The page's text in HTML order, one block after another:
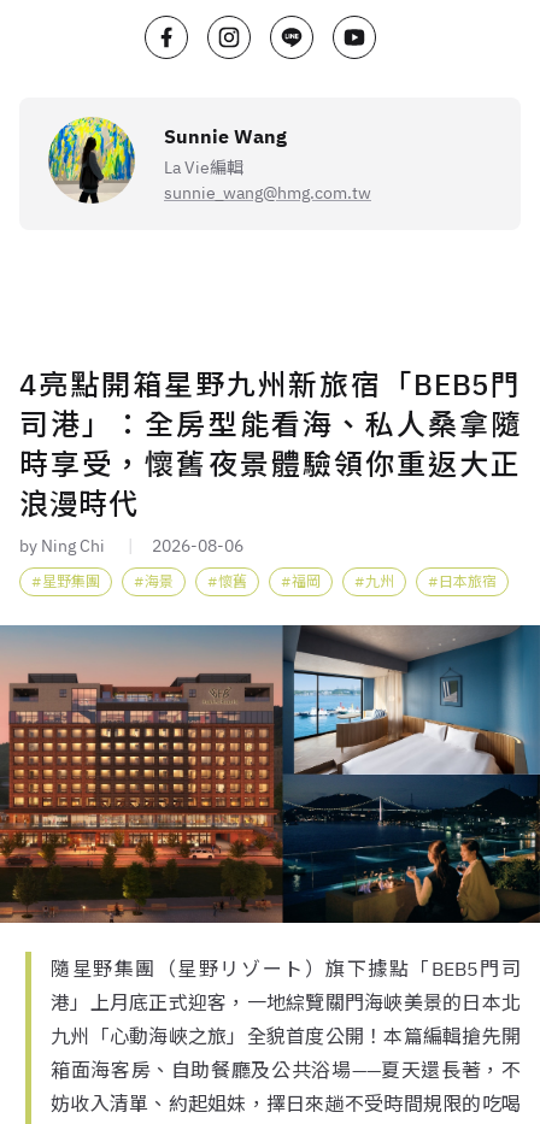
Sunnie Wang
La Vie編輯
sunnie_wang@hmg.com.tw
4亮點開箱星野九州新旅宿「BEB5門
司港」：全房型能看海、私人桑拿隨
時享受，懷舊夜景體驗領你重返大正
浪漫時代
by Ning Chi 2026-08-06
星野集團 海景 懷舊 福岡 九州 日本旅宿
隨星野集團（星野リゾート）旗下據點「BEB5門司
港」上月底正式迎客，一地綜覽關門海峽美景的日本北
九州「心動海峽之旅」全貌首度公開！本篇編輯搶先開
箱面海客房、自助餐廳及公共浴場——夏天還長著，不
妨收入清單、約起姐妹，擇日來趟不受時間規限的吃喝